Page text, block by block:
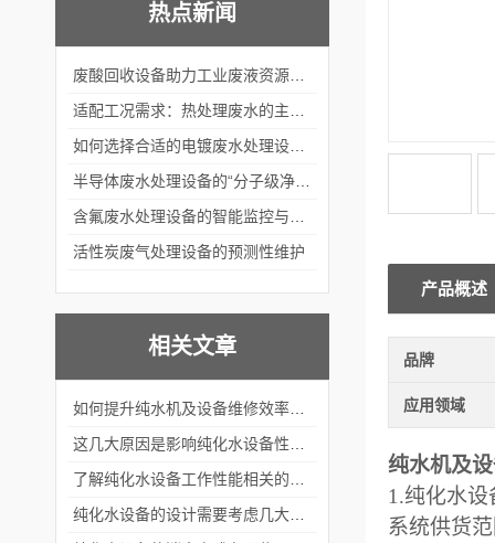
热点新闻
活性炭废气处理设备的预测性维护
相关文章
产品概述
品牌
应用领域
纯水机及
1.纯化水设
系统供货